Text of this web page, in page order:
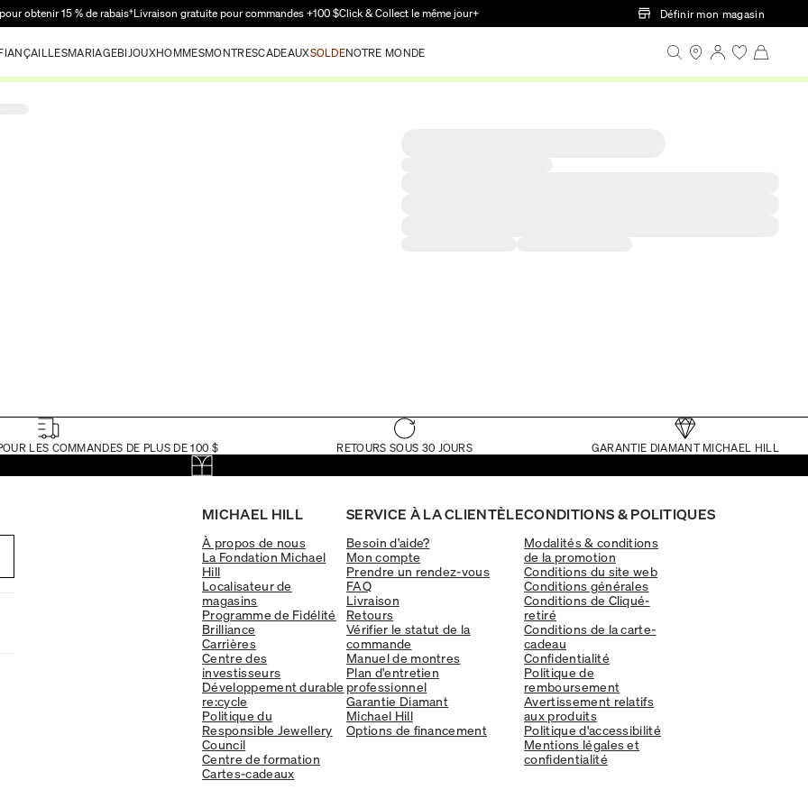
Passer au contenu principal
obtenir 15 % de rabais†Livraison gratuite pour commandes +100 $Click & Collect le même jour+ Définir mon magasin
MARIAGEBIJOUXHOMMESMONTRESCADEAUXSOLDENOTRE MONDE
LES COMMANDES DE PLUS DE 100 $ RETOURS SOUS 30 JOURS GARANTIE DIAMANT MICHAEL HILL
MICHAEL HILL
À propos de nous
La Fondation Michael
Hill
Localisateur de
magasins
Programme de Fidélité
Brilliance
Carrières
Centre des
investisseurs
Développement durable
re:cycle
Politique du
Responsible Jewellery
Council
Centre de formation
Cartes-cadeaux
SERVICE À LA CLIENTÈLE
Besoin d'aide?
Mon compte
Prendre un rendez-vous
FAQ
Livraison
Retours
Vérifier le statut de la
commande
Manuel de montres
Plan d'entretien
professionnel
Garantie Diamant
Michael Hill
Options de financement
CONDITIONS & POLITIQUES
Modalités & conditions
de la promotion
Conditions du site web
Conditions générales
Conditions de Cliqué-
retiré
Conditions de la carte-
cadeau
Confidentialité
Politique de
remboursement
Avertissement relatifs
aux produits
Politique d'accessibilité
Mentions légales et
confidentialité